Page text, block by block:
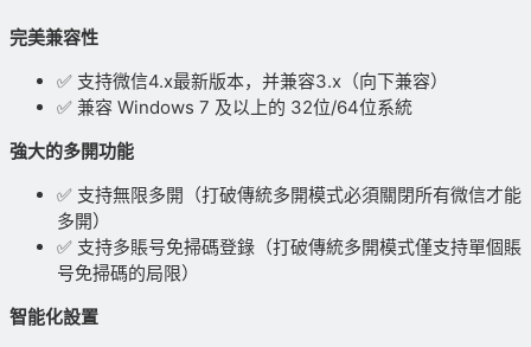
完美兼容性
✅ 支持微信4.x最新版本，并兼容3.x（向下兼容）
✅ 兼容 Windows 7 及以上的 32位/64位系統
強大的多開功能
✅ 支持無限多開（打破傳統多開模式必須關閉所有微信才能
多開）
✅ 支持多賬号免掃碼登錄（打破傳統多開模式僅支持單個賬
号免掃碼的局限）
智能化設置